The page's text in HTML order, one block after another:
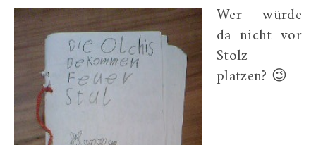
Wer würde
da nicht vor
Stolz
platzen? 😉